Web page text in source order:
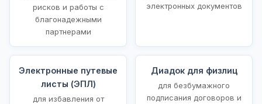
рисков и работы с
благонадежными
партнерами
электронных документов
Электронные путевые
листы (ЭПЛ)
для избавления от
Диадок для физлиц
для безбумажного
подписания договоров и